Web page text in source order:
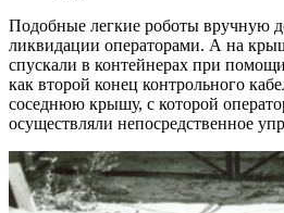
Подобные легкие роботы вручную
ликвидации операторами. А на
спускали в контейнерах при
как второй конец контрольного
соседнюю крышу, с которой
осуществляли непосредственное